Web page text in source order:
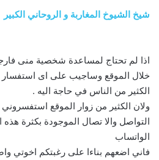
شيخ الشيوخ المغاربة و الروحاني الكبير
اذا لم تحتاج لمساعدة شخصية منى
خلال الموقع وساجيب على اى
الكثير من الناس في حاجة اليه .
ولان الكثير من زوار الموقع
التواصل والا تصال الموجودة بكثرة هذه
الواتساب
فاني اضعهم بناءا على رغبتكم اخوتي